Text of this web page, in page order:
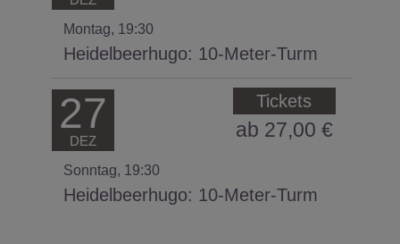
Montag, 19:30
Heidelbeerhugo: 10-Meter-Turm
27
DEZ
Sonntag, 19:30
Heidelbeerhugo: 10-Meter-Turm
Tickets
ab 27,00 €